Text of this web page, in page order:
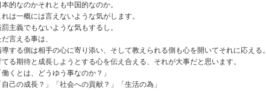
本的なのかそれとも中国的なのか。
れは一概には言えないような気がします。
罰主義でもないような気もするし。
だ言える事は、
導する側は相手の心に寄り添い、そして教えられる側も心を開いてそれに応える。
てる期待と成長しようとする心を伝え合える、それが大事だと思います。
働くとは、どうゆう事なのか？」
自己の成長？」「社会への貢献？」「生活の為」